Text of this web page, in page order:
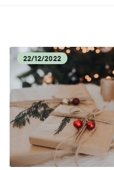
AUTRES
CULTURE
DYNAMISME
EDUCATION
22/12/2022